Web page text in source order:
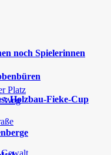
Platz
Weg
Gewalt
noch Spielerinnen
Holzbau-Fieke-Cup